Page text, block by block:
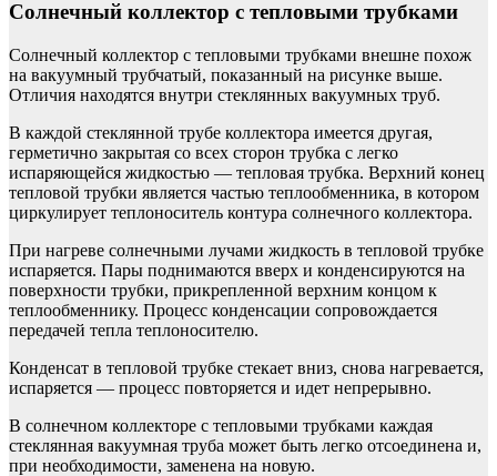
Солнечный коллектор с тепловыми трубками
Солнечный коллектор с тепловыми трубками внешне похож
на вакуумный трубчатый, показанный на рисунке выше.
Отличия находятся внутри стеклянных вакуумных труб.
В каждой стеклянной трубе коллектора имеется другая,
герметично закрытая со всех сторон трубка с легко
испаряющейся жидкостью — тепловая трубка. Верхний конец
тепловой трубки является частью теплообменника, в котором
циркулирует теплоноситель контура солнечного коллектора.
При нагреве солнечными лучами жидкость в тепловой трубке
испаряется. Пары поднимаются вверх и конденсируются на
поверхности трубки, прикрепленной верхним концом к
теплообменнику. Процесс конденсации сопровождается
передачей тепла теплоносителю.
Конденсат в тепловой трубке стекает вниз, снова нагревается,
испаряется — процесс повторяется и идет непрерывно.
В солнечном коллекторе с тепловыми трубками каждая
стеклянная вакуумная труба может быть легко отсоединена и,
при необходимости, заменена на новую.